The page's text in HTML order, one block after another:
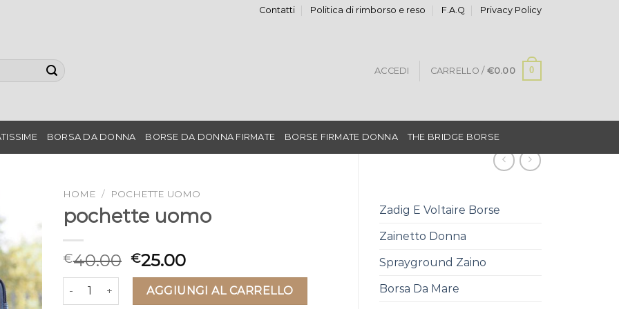
Contatti Politica di rimborso e reso F.A.Q Privacy Policy
ACCEDI CARRELLO / €0.00 0
BORSA DA DONNA BORSE DA DONNA FIRMATE BORSE FIRMATE DONNA THE BRIDGE BORSE
Zadig E Voltaire Borse
Zainetto Donna
Sprayground Zaino
Borsa Da Mare
HOME / POCHETTE UOMO
pochette uomo
€40.00 €25.00
pochette uomo quantitàAGGIUNGI AL CARRELLO